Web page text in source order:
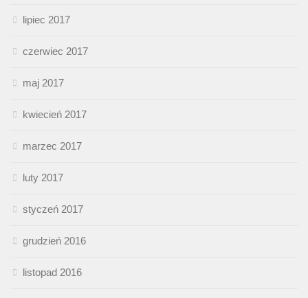
lipiec 2017
czerwiec 2017
maj 2017
kwiecień 2017
marzec 2017
luty 2017
styczeń 2017
grudzień 2016
listopad 2016